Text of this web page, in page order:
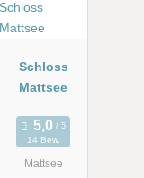
Schloss
Mattsee
14 Bew.
Mattsee